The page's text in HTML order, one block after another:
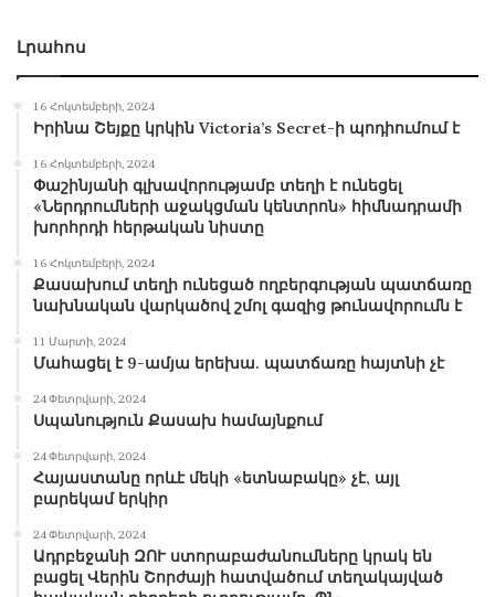
Լրահոս
16 Հոկտեմբերի, 2024
Իրինա Շեյքը կրկին Victoria’s Secret-ի պոդիումում է
16 Հոկտեմբերի, 2024
Փաշինյանի գլխավորությամբ տեղի է ունեցել
«Ներդրումների աջակցման կենտրոն» հիմնադրամի
խորհրդի հերթական նիստը
16 Հոկտեմբերի, 2024
Քասախում տեղի ունեցած ողբերգության պատճառը
նախնական վարկածով շմոլ գազից թունավորումն է
11 Մարտի, 2024
Մահացել է 9-ամյա երեխա. պատճառը հայտնի չէ
24 Փետրվարի, 2024
Սպանություն Քասախ համայնքում
24 Փետրվարի, 2024
Հայաստանը որևէ մեկի «ետնաբակը» չէ, այլ
բարեկամ երկիր
24 Փետրվարի, 2024
Ադրբեջանի ԶՈՒ ստորաբաժանումները կրակ են
բացել Վերին Շորժայի հատվածում տեղակայված